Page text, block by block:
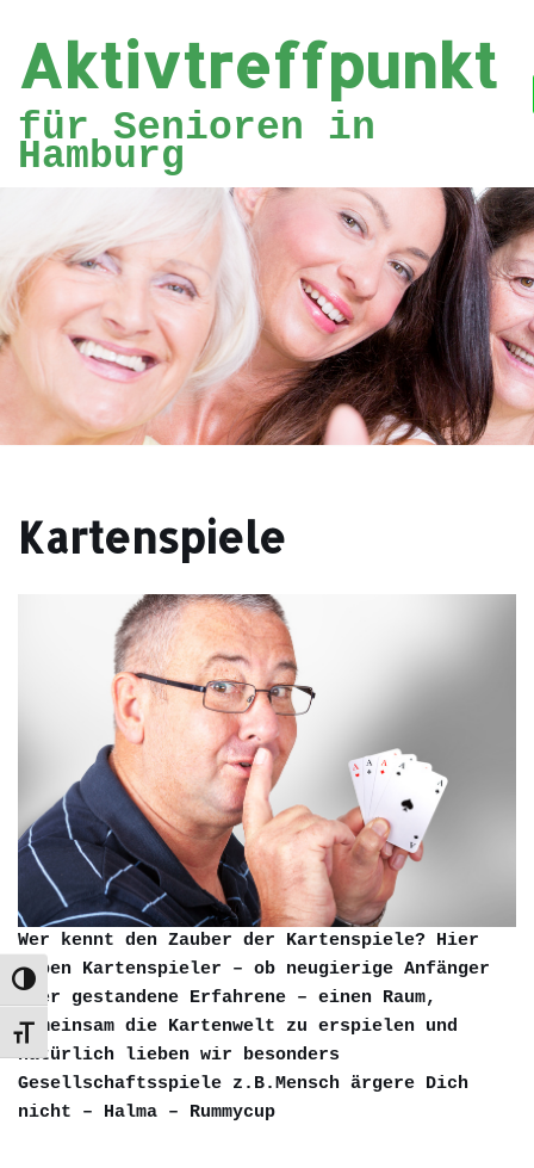
Umschalten auf hohe Kontraste
Schrift vergrößern
Zum
Inhalt
springen
Aktivtreffpunkt
für Senioren in
Hamburg
Kartenspiele
Wer kennt den Zauber der Kartenspiele? Hier
haben Kartenspieler – ob neugierige Anfänger
oder gestandene Erfahrene – einen Raum,
gemeinsam die Kartenwelt zu erspielen und
natürlich lieben wir besonders
Gesellschaftsspiele z.B.Mensch ärgere Dich
nicht – Halma – Rummycup